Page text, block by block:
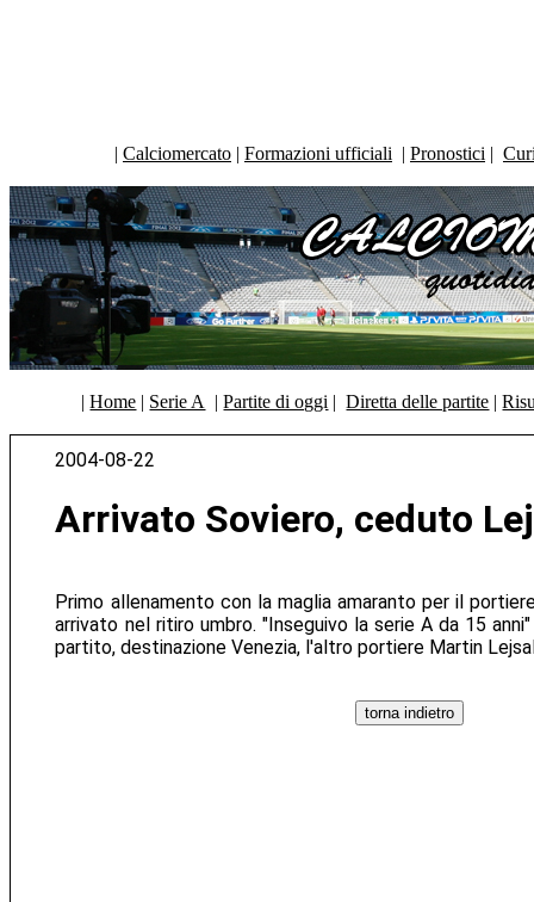
| Calciomercato | Formazioni ufficiali | Pronostici |
|Home | Serie A |Partite di oggi |Diretta delle partite |
2004-08-22
Arrivato Soviero, ceduto
Primo allenamento con la maglia amaranto per il
arrivato nel ritiro umbro. "Inseguivo la serie A da 15
partito, destinazione Venezia, l'altro portiere Martin